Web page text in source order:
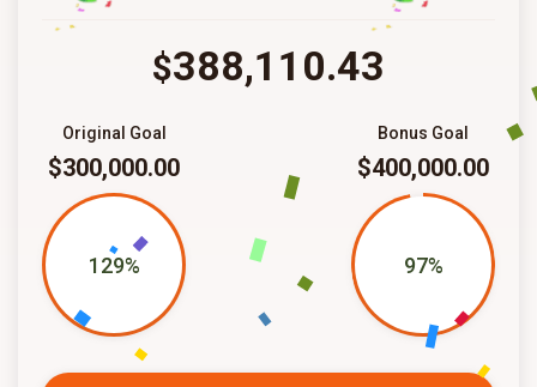
$388,110.43
Bonus Goal
$400,000.00
97%
Original Goal
$300,000.00
129%